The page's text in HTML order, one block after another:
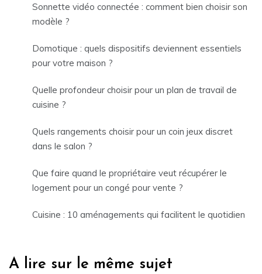
Sonnette vidéo connectée : comment bien choisir son
modèle ?
Domotique : quels dispositifs deviennent essentiels
pour votre maison ?
Quelle profondeur choisir pour un plan de travail de
cuisine ?
Quels rangements choisir pour un coin jeux discret
dans le salon ?
Que faire quand le propriétaire veut récupérer le
logement pour un congé pour vente ?
Cuisine : 10 aménagements qui facilitent le quotidien
A lire sur le même sujet